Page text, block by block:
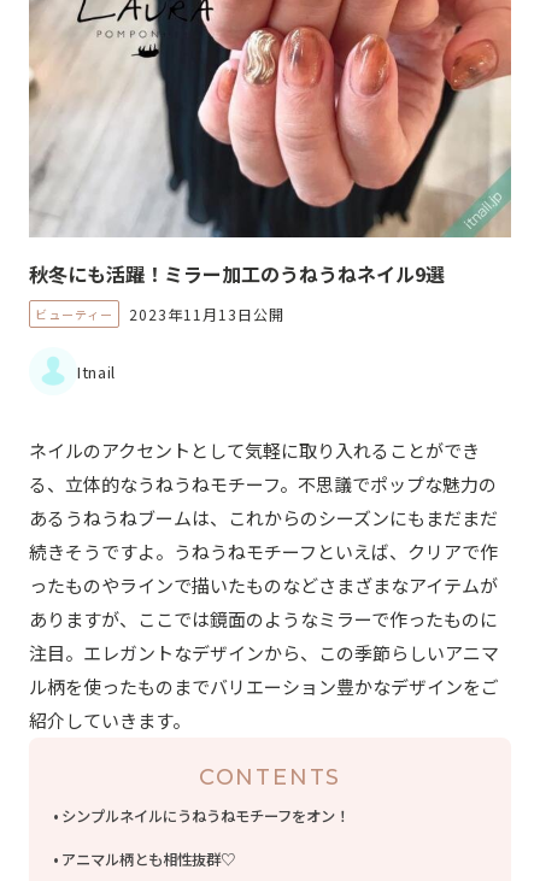
秋冬にも活躍！ミラー加工のうねうねネイル9選
ビューティー 2023年11月13日公開
Itnail
ネイルのアクセントとして気軽に取り入れることができ
る、立体的なうねうねモチーフ。不思議でポップな魅力の
あるうねうねブームは、これからのシーズンにもまだまだ
続きそうですよ。うねうねモチーフといえば、クリアで作
ったものやラインで描いたものなどさまざまなアイテムが
ありますが、ここでは鏡面のようなミラーで作ったものに
注目。エレガントなデザインから、この季節らしいアニマ
ル柄を使ったものまでバリエーション豊かなデザインをご
紹介していきます。
CONTENTS
シンプルネイルにうねうねモチーフをオン！
アニマル柄とも相性抜群♡